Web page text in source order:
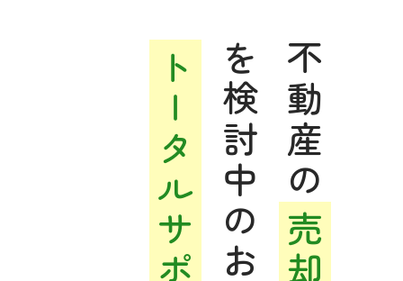
不動産の
売却
トータルサポート